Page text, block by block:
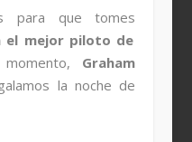
para que tomes
el mejor piloto de
Graham
la noche de